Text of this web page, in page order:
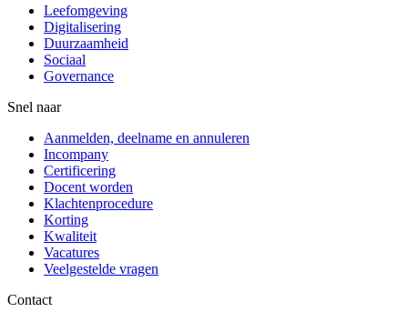
Leefomgeving
Digitalisering
Duurzaamheid
Sociaal
Governance
Snel naar
Aanmelden, deelname en annuleren
Incompany
Certificering
Docent worden
Klachtenprocedure
Korting
Kwaliteit
Vacatures
Veelgestelde vragen
Contact